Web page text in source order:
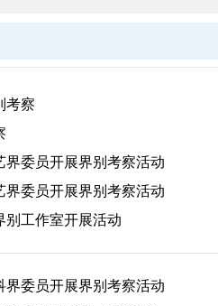
考察
委员开展界别考察活动
委员开展界别考察活动
别工作室开展活动
委员开展界别考察活动